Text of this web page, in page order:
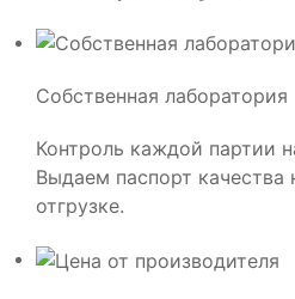
Собственная лаборатория
Контроль каждой партии
Выдаем паспорт качества
отгрузке.